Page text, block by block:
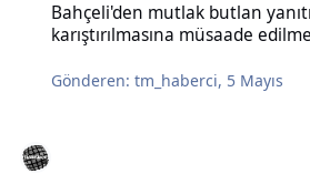
Bahçeli'den mutlak butlan
karıştırılmasına müsaade
Gönderen:tm_haberci, 5 Mayıs